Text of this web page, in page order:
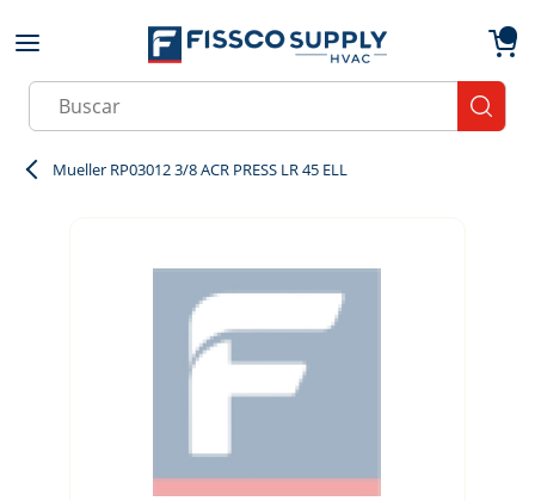
Skip to main content
Site Search
Mueller RP03012 3/8 ACR PRESS LR 45 ELL